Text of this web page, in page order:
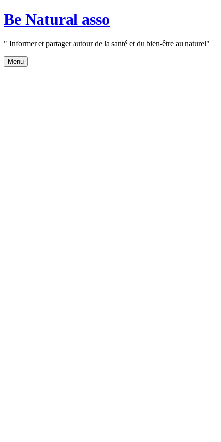
Aller
au
Be Natural asso
" Informer et partager autour de la santé et du bien-être au naturel"
Menu